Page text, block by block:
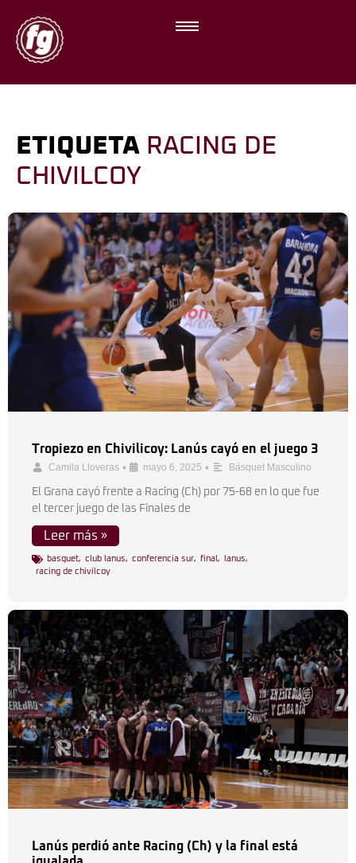
ETIQUETA RACING DE
CHIVILCOY
Tropiezo en Chivilicoy: Lanús cayó en el juego 3
Camila Lloveras • mayo 6, 2025 • Básquet Masculino
El Grana cayó frente a Racing (Ch) por 75-68 en lo que fue
el tercer juego de las Finales de
Leer más »
basquet, club lanus, conferencia sur, final , lanus,
racing de chivilcoy
Lanús perdió ante Racing (Ch) y la final está